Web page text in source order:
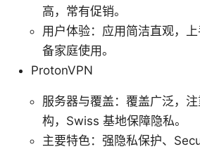
高，常有促销。
用户体验：应用简洁直观，
备家庭使用。
ProtonVPN
服务器与覆盖：覆盖广泛，
构，Swiss 基地保障隐私。
主要特色：强隐私保护、